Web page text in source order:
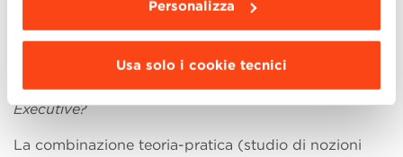
Personalizza
Usa solo i cookie tecnici
questo con la consapevolezza di affidarmi a BBS,
nome riconosciuto per i suoi livelli di qualità e
Quali sono a suo avviso i punti forti del programma
Executive?
La combinazione teoria-pratica (studio di nozioni